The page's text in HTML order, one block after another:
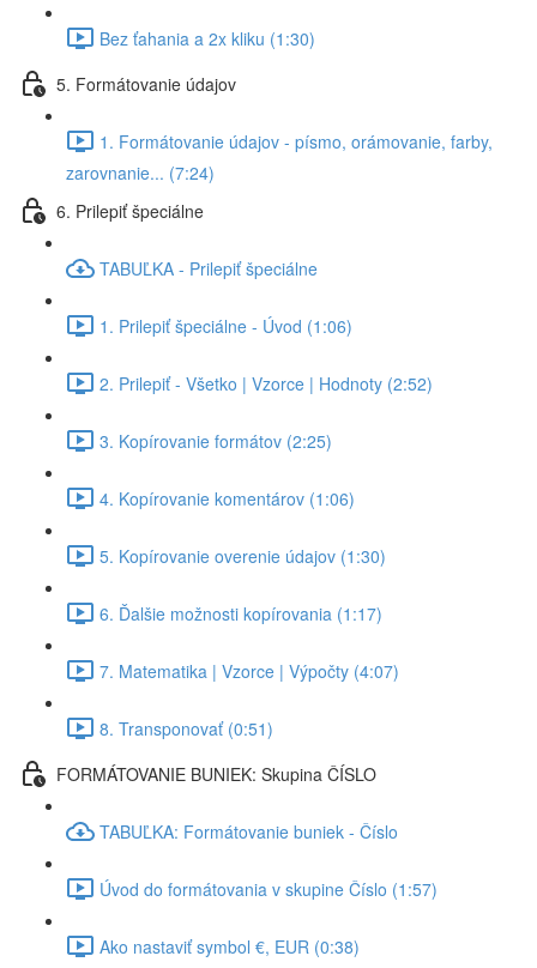
Bez ťahania a 2x kliku (1:30)
5. Formátovanie údajov
1. Formátovanie údajov - písmo, orámovanie, farby,
zarovnanie... (7:24)
6. Prilepiť špeciálne
TABUĽKA - Prilepiť špeciálne
1. Prilepiť špeciálne - Úvod (1:06)
2. Prilepiť - Všetko | Vzorce | Hodnoty (2:52)
3. Kopírovanie formátov (2:25)
4. Kopírovanie komentárov (1:06)
5. Kopírovanie overenie údajov (1:30)
6. Ďalšie možnosti kopírovania (1:17)
7. Matematika | Vzorce | Výpočty (4:07)
8. Transponovať (0:51)
FORMÁTOVANIE BUNIEK: Skupina ČÍSLO
TABUĽKA: Formátovanie buniek - Číslo
Úvod do formátovania v skupine Číslo (1:57)
Ako nastaviť symbol €, EUR (0:38)